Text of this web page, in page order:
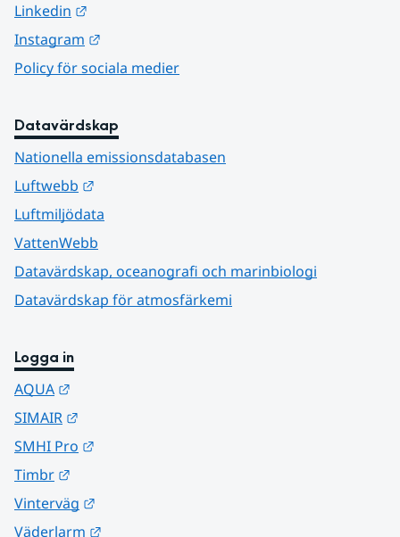
Linkedin
Instagram
Policy för sociala medier
Datavärdskap
Nationella emissionsdatabasen
Luftwebb
Luftmiljödata
VattenWebb
Datavärdskap, oceanografi och marinbiologi
Datavärdskap för atmosfärkemi
Logga in
AQUA
SIMAIR
SMHI Pro
Timbr
Vinterväg
Väderlarm